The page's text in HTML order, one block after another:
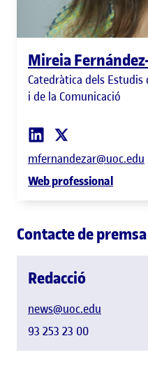
Mireia
Catedràtica dels Estudis
i de la Comunicació
mfernandezar@uoc.edu
Web professional
Contacte de premsa
Redacció
news@uoc.edu
93 253 23 00